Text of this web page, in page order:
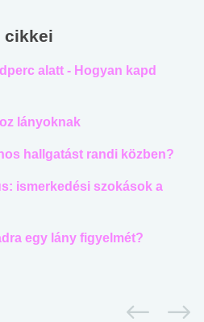
cikkei
alatt - Hogyan kapd
lányoknak
hallgatást randi közben?
ismerkedési szokások a
egy lány figyelmét?